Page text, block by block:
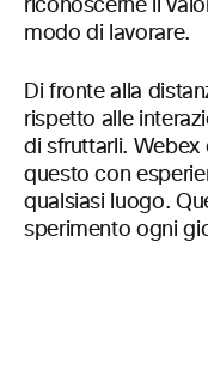
riconoscerne il
modo di lavorare.
Di fronte alla
rispetto alle
di sfruttarli.
questo con
qualsiasi luogo.
sperimento ogni